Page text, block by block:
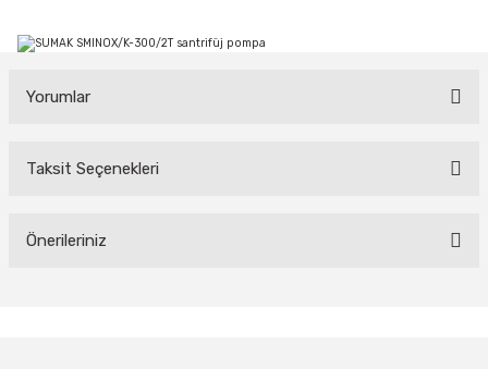
Yorumlar
Bu ürüne ilk yorumu siz yapın!
Taksit Seçenekleri
Önerileriniz